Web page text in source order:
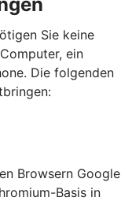
Sie keine
ein
Die folgenden
Browsern Google
Basis in